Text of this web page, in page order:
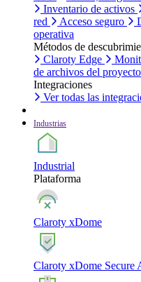
Inventario de activos
red
Acceso seguro
operativa
Métodos de
Claroty Edge
de archivos del proyecto
Integraciones
Ver todas las
Industrias
Industrial
Plataforma
Claroty xDome
Claroty xDome Secure